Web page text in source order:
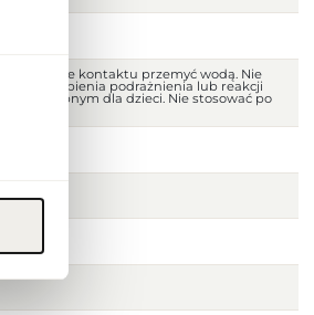
w razie kontaktu przemyć wodą. Nie
wystąpienia podrażnienia lub reakcji
niedostępnym dla dzieci. Nie stosować po